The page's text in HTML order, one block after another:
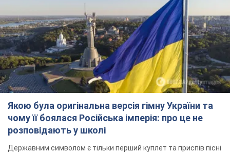
Якою була оригінальна версія гімну України та
чому її боялася Російська імперія: про це не
розповідають у школі
Державним символом є тільки перший куплет та приспів пісні